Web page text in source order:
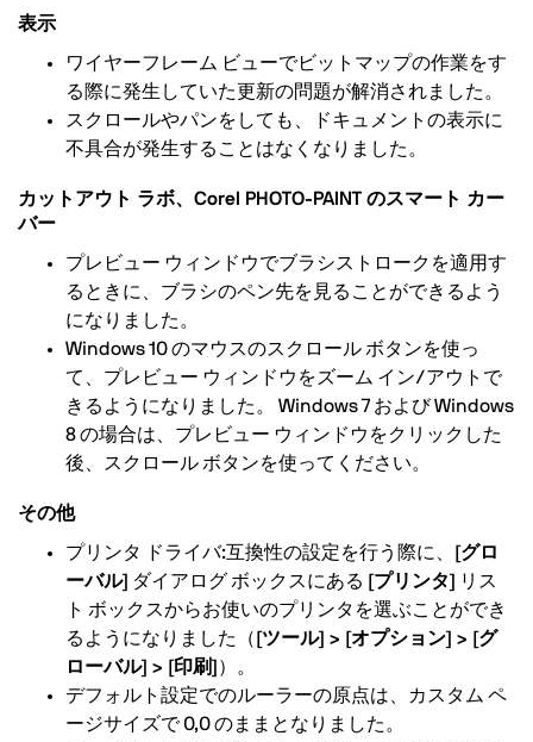
表示
ワイヤーフレーム ビューでビットマップの作業をす
る際に発生していた更新の問題が解消されました。
スクロールやパンをしても、ドキュメントの表示に
不具合が発生することはなくなりました。
カットアウト ラボ、Corel PHOTO-PAINT のスマート カー
バー
プレビュー ウィンドウでブラシストロークを適用す
るときに、ブラシのペン先を見ることができるよう
になりました。
Windows 10 のマウスのスクロール ボタンを使っ
て、プレビュー ウィンドウをズーム イン/アウトで
きるようになりました。 Windows 7 および Windows
8 の場合は、プレビュー ウィンドウをクリックした
後、スクロール ボタンを使ってください。
その他
プリンタ ドライバ:互換性の設定を行う際に、
[グロ
ーバル] ダイアログ ボックスにある [プリンタ] リス
ト ボックスからお使いのプリンタを選ぶことができ
るようになりました（ [ツール] > [オプション] > [グ
ローバル] > [印刷] ）。
デフォルト設定でのルーラーの原点は、カスタム ペ
ージサイズで 0,0 のままとなりました。